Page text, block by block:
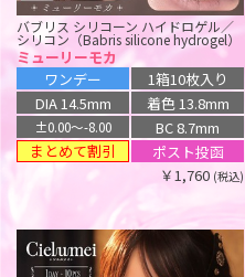
バブリス シリコーン ハイドロゲル／
シリコン（Babris silicone hydrogel）
ミューリーモカ
ワンデー
1箱10枚入り
DIA 14.5mm
着色 13.8mm
±0.00〜-8.00
BC 8.7mm
まとめて割引
ポスト投函
￥1,760 (税込)
シエルメイ シリコーン ハイドロゲル
／シリコン（Cielumei silicone
hydrogel）
真夜中
ワンデー
1箱10枚入り
DIA 14.5mm
着色 13.8mm
±0.00〜-8.00
BC 8.7mm
ポスト投函
￥1,760(税込)
ミークレール シリコーン ハイドロゲ
ル／シリコン（MiClair silicone
hydrogel）
ピーチグレージュ
ワンデー
1箱10枚入り
DIA 15.0mm
着色 14.3mm
±0.00〜-8.00
BC 8.6mm
まとめて割引
ポスト投函
￥1,760